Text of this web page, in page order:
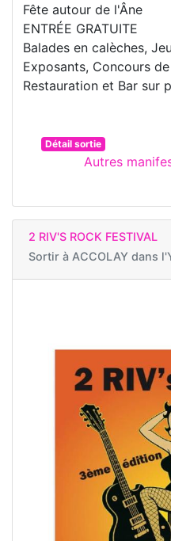
Fête autour de l'Âne
ENTRÉE GRATUITE
Balades en calèches,
Exposants, Concours
Restauration et Bar sur
Détail sortie
Autres
2 RIV'S ROCK FESTIVAL
Sortir à ACCOLAY dans